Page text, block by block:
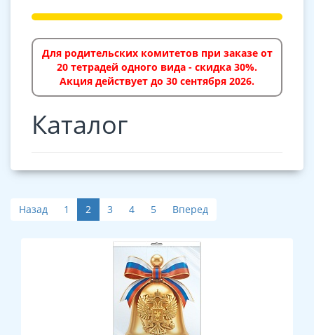
Для родительских комитетов при заказе от
20 тетрадей одного вида - скидка 30%.
Акция действует до 30 сентября 2026.
Каталог
Назад 1 2 3 4 5 Вперед